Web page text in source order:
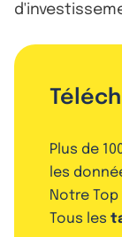
Plus de
les
Notre Top
Tous les